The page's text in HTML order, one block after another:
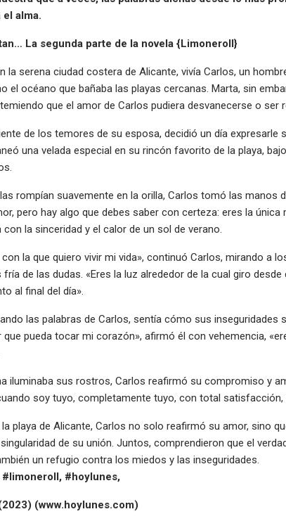
el alma.
La segunda parte de la novela {LimoneroII}
la serena ciudad costera de Alicante, vivía Carlos, un
el océano que bañaba las playas cercanas. Marta, sin
que el amor de Carlos pudiera desvanecerse o ser
de los temores de su esposa, decidió un día expresarle
una velada especial en su rincón favorito de la playa,
rompían suavemente en la orilla, Carlos tomó las manos
pero hay algo que debes saber con certeza: eres la
con la sinceridad y el calor de un sol de verano.
con la que quiero vivir mi vida», continuó Carlos, mirando a
de las dudas. «Eres la luz alrededor de la cual giro
al final del día».
las palabras de Carlos, sentía cómo sus inseguridades
que pueda tocar mi corazón», afirmó él con vehemencia,
iluminaba sus rostros, Carlos reafirmó su compromiso y
soy tuyo, completamente tuyo, con total satisfacción,
playa de Alicante, Carlos no solo reafirmó su amor, sino
de su unión. Juntos, comprendieron que el
un refugio contra los miedos y las inseguridades.
#hoylunes,
(www.hoylunes.com)